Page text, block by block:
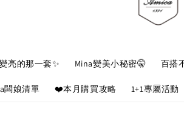
亮的那一套✨ Mina變美小秘密🤫 百搭
闆娘清單 ❤️本月購買攻略 1+1專屬活動